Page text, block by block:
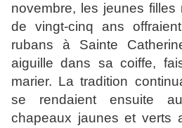
novembre, les jeunes
de vingt-cinq ans
rubans à Sainte
aiguille dans sa coiffe,
marier. La tradition
se rendaient ensuite
chapeaux jaunes et verts